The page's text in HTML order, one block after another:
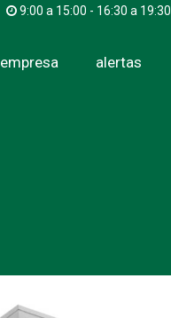
9:00 a 15:00 - 16:30 a 19:30
empresa alertas